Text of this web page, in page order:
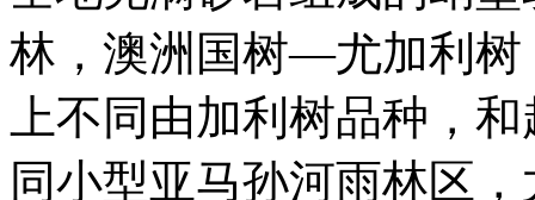
林，澳洲国树—尤加利树
上不同由加利树品种，
同小型亚马孙河雨林区